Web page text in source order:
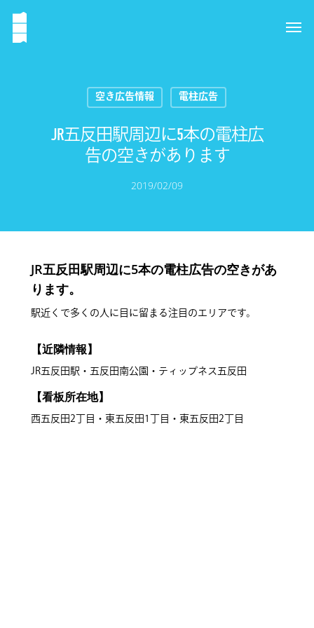
空き広告情報 電柱広告
JR五反田駅周辺に5本の電柱広
告の空きがあります
2019/02/09
JR五反田駅周辺に5本の電柱広告の空きがあ
ります。
駅近くで多くの人に目に留まる注目のエリアです。
【近隣情報】
JR五反田駅・五反田南公園・ティップネス五反田
【看板所在地】
西五反田2丁目・東五反田1丁目・東五反田2丁目